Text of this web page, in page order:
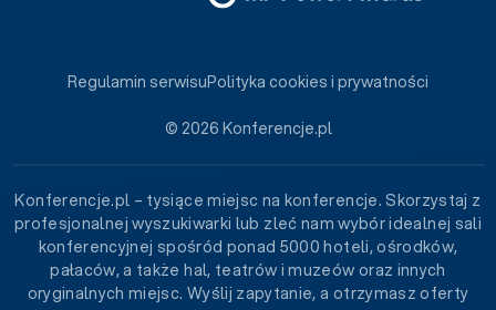
© 2026 Konferencje.pl
Regulamin serwisuPolityka cookies i prywatności
Konferencje.pl – tysiące miejsc na konferencje. Skorzystaj z
profesjonalnej wyszukiwarki lub zleć nam wybór idealnej sali
konferencyjnej spośród ponad 5000 hoteli, ośrodków,
pałaców, a także hal, teatrów i muzeów oraz innych
oryginalnych miejsc. Wyślij zapytanie, a otrzymasz oferty